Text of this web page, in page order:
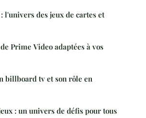
l'univers des jeux de cartes et
Prime Video adaptées à vos
billboard tv et son rôle en
: un univers de défis pour tous